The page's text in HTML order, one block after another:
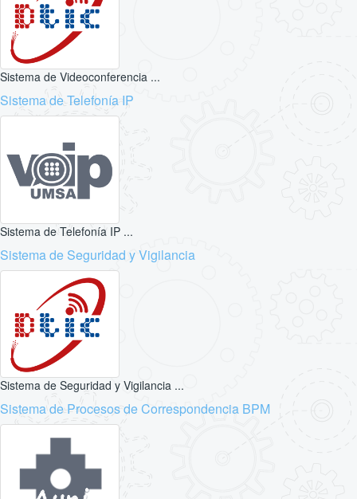
Sistema de Videoconferencia ...
Sistema de Telefonía IP
Sistema de Telefonía IP ...
Sistema de Seguridad y Vigilancia
Sistema de Seguridad y Vigilancia ...
Sistema de Procesos de Correspondencia BPM